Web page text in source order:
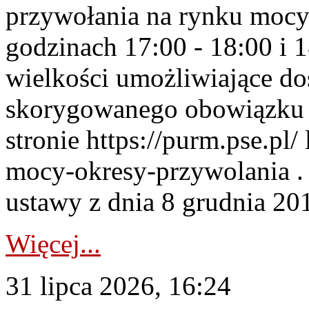
przywołania na rynku
godzinach 17:00 - 18:00 i
wielkości umożliwiające
skorygowanego
stronie https://
mocy-okresy-przywolania
ustawy z dnia 8 grudnia
Więcej...
31 lipca 2026, 16:24